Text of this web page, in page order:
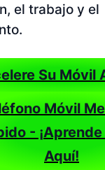
el trabajo y el
Su Móvil
Móvil
-
Aquí!